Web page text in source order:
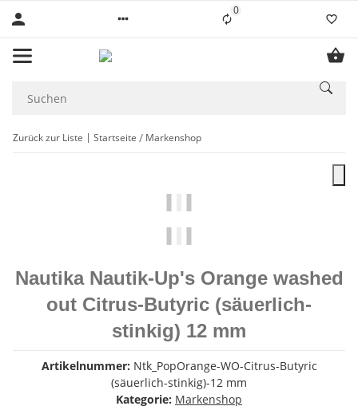
0Liste ist leer
Zurück zur Liste Startseite Markenshop
Nautika Nautik-Up's Orange washed
out Citrus-Butyric (säuerlich-
stinkig) 12 mm
Artikelnummer: Ntk_PopOrange-WO-Citrus-Butyric
(säuerlich-stinkig)-12 mm
Kategorie: Markenshop